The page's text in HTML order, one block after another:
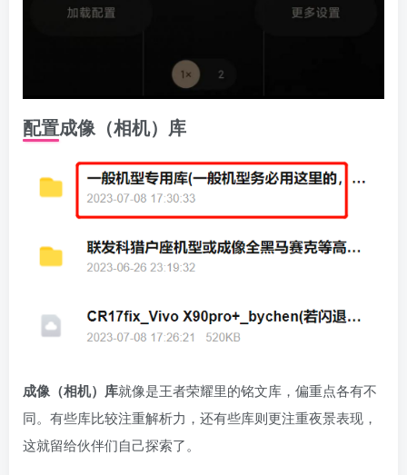
配置成像（相机）库
成像（相机）库就像是王者荣耀里的铭文库，偏重点各有不
同。有些库比较注重解析力，还有些库则更注重夜景表现，
这就留给伙伴们自己探索了。